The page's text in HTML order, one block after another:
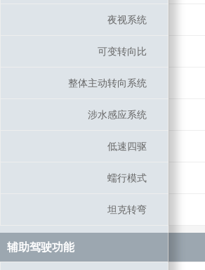
夜视系统
可变转向比
整体主动转向系统
涉水感应系统
低速四驱
蠕行模式
坦克转弯
辅助驾驶功能
夜视系统
可变转向比
整体主动转向系统
涉水感应系统
低速四驱
蠕行模式
坦克转弯
辅助驾驶功能